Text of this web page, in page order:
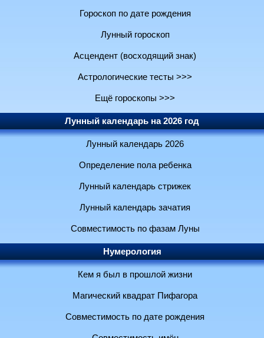
Гороскоп по дате рождения
Лунный гороскоп
Асцендент (восходящий знак)
Астрологические тесты >>>
Ещё гороскопы >>>
Лунный календарь на 2026 год
Лунный календарь 2026
Определение пола ребенка
Лунный календарь стрижек
Лунный календарь зачатия
Совместимость по фазам Луны
Нумерология
Кем я был в прошлой жизни
Магический квадрат Пифагора
Совместимость по дате рождения